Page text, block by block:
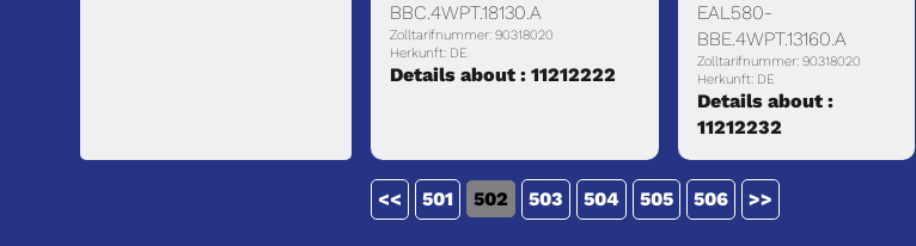
BBC.4WPT.18130.A
Zolltarifnummer: 90318020
Herkunft: DE
Details about : 11212222
EAL580-
BBE.4WPT.13160.A
Zolltarifnummer: 90318020
Herkunft: DE
Details about :
11212232
<< 501 502 503 504 505 506 >>